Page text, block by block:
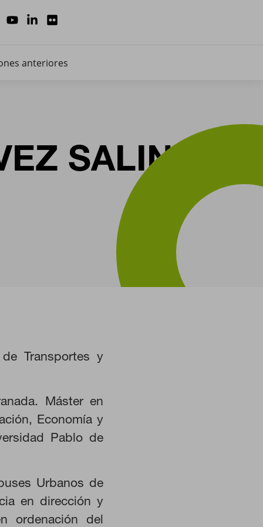
anteriores
SALINAS
Transportes y
Máster en
Economía y
Pablo de
Urbanos de
en dirección y
ordenación del